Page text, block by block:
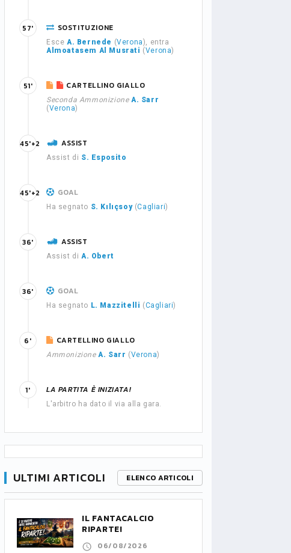
SOSTITUZIONE
Esce A. Bernede (Verona), entra
Almoatasem Al Musrati (Verona)
57'
CARTELLINO GIALLO
Seconda Ammonizione A. Sarr
(Verona)
51'
ASSIST
Assist di S. Esposito
45'+2
GOAL
Ha segnato S. Kılıçsoy(Cagliari)
45'+2
ASSIST
Assist di A. Obert
36'
GOAL
Ha segnato L. Mazzitelli (Cagliari)
36'
CARTELLINO GIALLO
Ammonizione A. Sarr (Verona)
6'
LA PARTITA È INIZIATA!
L'arbitro ha dato il via alla gara.
1'
ULTIMI ARTICOLI ELENCO ARTICOLI
IL FANTACALCIO
RIPARTE!
06/08/2026